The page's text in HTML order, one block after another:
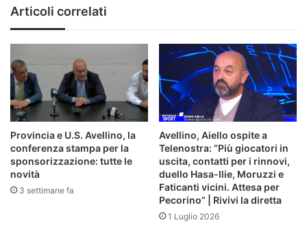
in
gara"
Articoli correlati
Provincia e U.S. Avellino, la
conferenza stampa per la
sponsorizzazione: tutte le
novità
3 settimane fa
Avellino, Aiello ospite a
Telenostra: “Più giocatori in
uscita, contatti per i rinnovi,
duello Hasa-Ilie, Moruzzi e
Faticanti vicini. Attesa per
Pecorino” | Rivivi la diretta
1 Luglio 2026